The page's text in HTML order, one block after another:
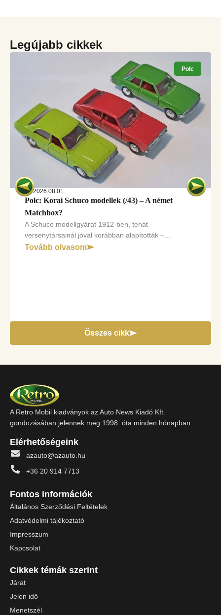
Legújabb cikkek
Polc
2026.08.01.
Polc: Korai Schuco modellek (/43) – A német
Matchbox?
A Schuco modellgyárat 1912-ben, tehát
versenytársainál jóval korábban alapították –...
Tovább olvasom
Összes cikk
A Retro Mobil kiadványok az Auto News Kiadó Kft.
gondozásában jelennek meg 1998. óta minden hónapban.
Elérhetőségeink
azauto@azauto.hu
+36 20 914 7713
Fontos információk
Általános Szerződési Feltételek
Adatvédelmi tájékoztató
Impresszum
Kapcsolat
Cikkek témák szerint
Járat
Jelen idő
Menetszél